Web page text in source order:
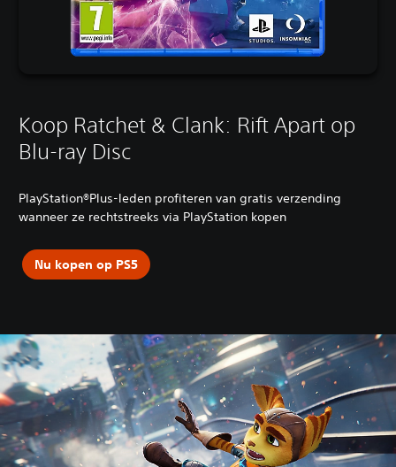
Koop Ratchet & Clank: Rift Apart op
Blu-ray Disc
PlayStation®Plus-leden profiteren van gratis verzending
wanneer ze rechtstreeks via PlayStation kopen
Nu kopen op PS5